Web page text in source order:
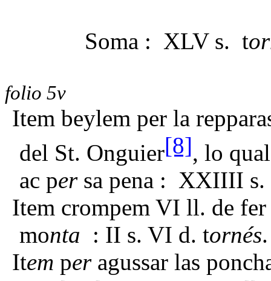
Soma : XLV s. t
folio 5v
Item beylem per la
del St. Onguier[8], lo
ac persa pena : XXIIII s.
Item crompem VI ll. de fer
monta : II s. VI d. tornés.
Item peragussar las